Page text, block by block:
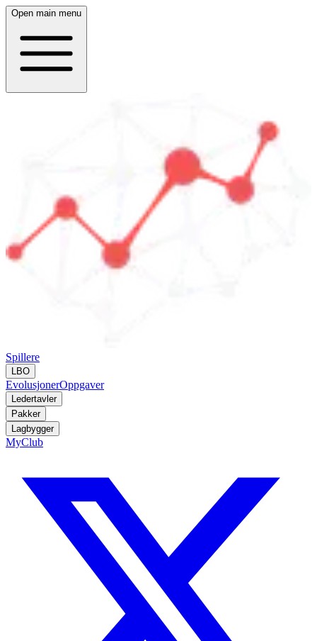
Open main menu
Spillere
LBO
EvolusjonerOppgaver
Ledertavler
Pakker
Lagbygger
MyClub